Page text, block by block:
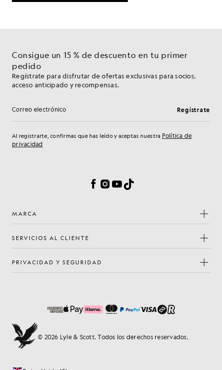
Consigue un 15 % de descuento en tu primer
pedido
Regístrate para disfrutar de ofertas exclusivas para socios,
acceso anticipado y recompensas.
Dirección de correo electrónico Regístrate
Al registrarte, confirmas que has leído y aceptas nuestra Política de
privacidad
Facebook
Instagram
YouTube
TikTok
MARCA
SERVICIOS AL CLIENTE
PRIVACIDAD Y SEGURIDAD
© 2026 Lyle & Scott. Todos los derechos reservados.